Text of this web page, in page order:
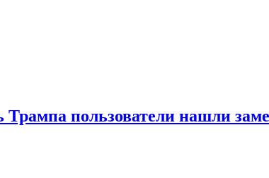
пользователи нашли